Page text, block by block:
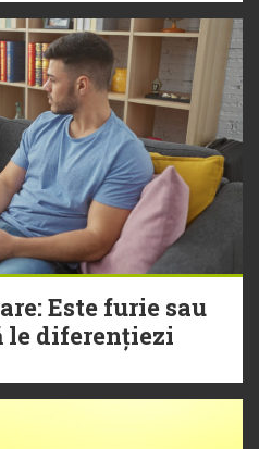
Este furie sau
le diferențiezi